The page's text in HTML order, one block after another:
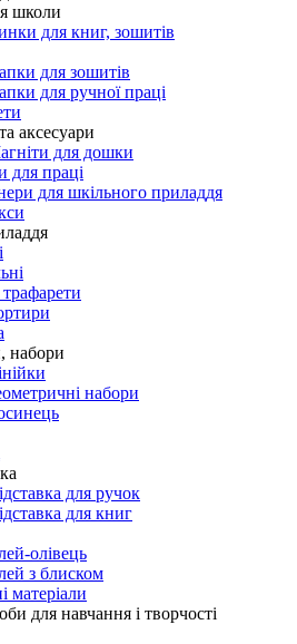
школи
для книг, зошитів
для зошитів
для ручної праці
аксесуари
для дошки
для праці
для шкільного приладдя
набори
набори
для ручок
для книг
олівець
з блиском
матеріали
для навчання і творчості